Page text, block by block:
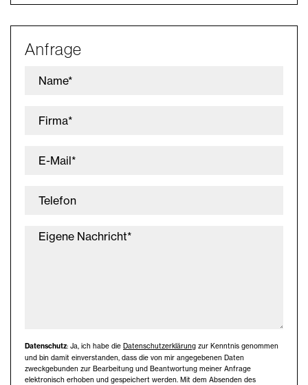
Anfrage
Name*
Firma*
E-Mail*
Telefon
Eigene Nachricht*
Datenschutz: Ja, ich habe die Datenschutzerklärung zur Kenntnis genommen
und bin damit einverstanden, dass die von mir angegebenen Daten
zweckgebunden zur Bearbeitung und Beantwortung meiner Anfrage
elektronisch erhoben und gespeichert werden. Mit dem Absenden des